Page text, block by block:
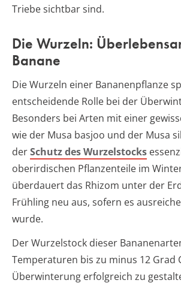
Triebe sichtbar sind.
Die Wurzeln:
Banane
Die Wurzeln einer Bananenpflanze
entscheidende Rolle bei der
Besonders bei Arten mit einer
wie der Musa basjoo und der Musa
derSchutz des Wurzelstocks
oberirdischen Pflanzenteile im
überdauert das Rhizom unter der
Frühling neu aus, sofern es
wurde.
Der Wurzelstock dieser
Temperaturen bis zu minus 12 Grad
Überwinterung erfolgreich zu